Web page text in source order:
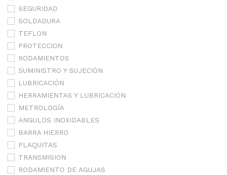
SEGURIDAD
SOLDADURA
TEFLON
PROTECCION
RODAMIENTOS
SUMINISTRO Y SUJECIÓN
LUBRICACIÓN
HERRAMIENTAS Y LUBRICACIÓN
METROLOGÍA
ANGULOS INOXIDABLES
BARRA HIERRO
PLAQUITAS
TRANSMISION
RODAMIENTO DE AGUJAS